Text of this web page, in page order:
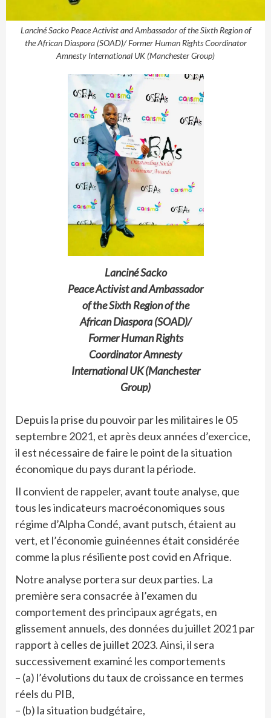
Lanciné Sacko Peace Activist and Ambassador of the Sixth Region of
the African Diaspora (SOAD)/ Former Human Rights Coordinator
Amnesty International UK (Manchester Group)
Lanciné Sacko
Peace Activist and Ambassador
of the Sixth Region of the
African Diaspora (SOAD)/
Former Human Rights
Coordinator Amnesty
International UK (Manchester
Group)
Depuis la prise du pouvoir par les militaires le 05
septembre 2021, et après deux années d’exercice,
il est nécessaire de faire le point de la situation
économique du pays durant la période.
Il convient de rappeler, avant toute analyse, que
tous les indicateurs macroéconomiques sous
régime d’Alpha Condé, avant putsch, étaient au
vert, et l’économie guinéennes était considérée
comme la plus résiliente post covid en Afrique.
Notre analyse portera sur deux parties. La
première sera consacrée à l’examen du
comportement des principaux agrégats, en
glissement annuels, des données du juillet 2021 par
rapport à celles de juillet 2023. Ainsi, il sera
successivement examiné les comportements
– (a) l’évolutions du taux de croissance en termes
réels du PIB,
– (b) la situation budgétaire,